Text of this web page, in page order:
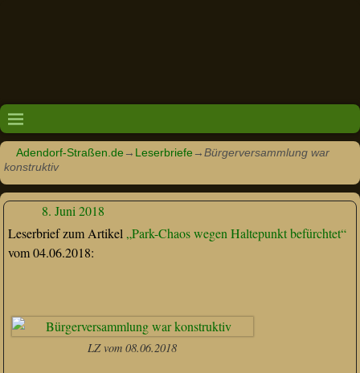
Adendorf-Straßen.de→ Leserbriefe→Bürgerversammlung war
konstruktiv
8. Juni 2018
Leserbrief zum Artikel„Park-Chaos wegen Haltepunkt befürchtet“
vom 04.06.2018:
LZ vom 08.06.2018